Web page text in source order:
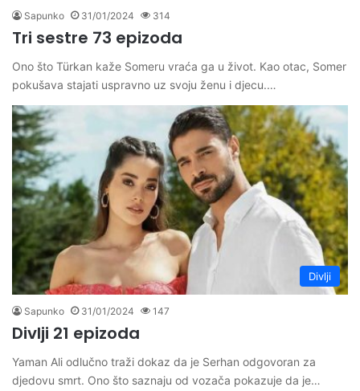
Sapunko 31/01/2024 314
Tri sestre 73 epizoda
Ono što Türkan kaže Someru vraća ga u život. Kao otac, Somer
pokušava stajati uspravno uz svoju ženu i djecu.…
Divlji
Sapunko 31/01/2024 147
Divlji 21 epizoda
Yaman Ali odlučno traži dokaz da je Serhan odgovoran za
djedovu smrt. Ono što saznaju od vozača pokazuje da je…